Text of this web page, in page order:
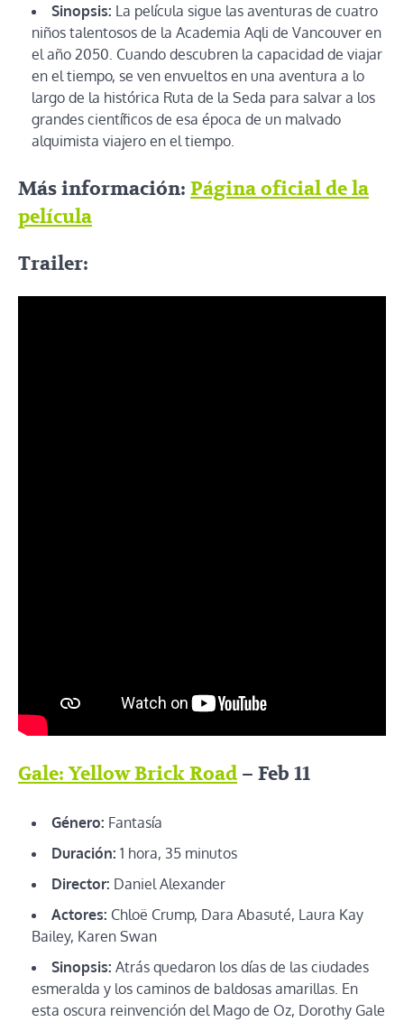
Sinopsis: La película sigue las aventuras de cuatro
niños talentosos de la Academia Aqli de Vancouver en
el año 2050. Cuando descubren la capacidad de viajar
en el tiempo, se ven envueltos en una aventura a lo
largo de la histórica Ruta de la Seda para salvar a los
grandes científicos de esa época de un malvado
alquimista viajero en el tiempo.
Más información: Página oficial de la
película
Trailer:
Gale: Yellow Brick Road – Feb 11
Género: Fantasía
Duración: 1 hora, 35 minutos
Director: Daniel Alexander
Actores: Chloë Crump, Dara Abasuté, Laura Kay
Bailey, Karen Swan
Sinopsis: Atrás quedaron los días de las ciudades
esmeralda y los caminos de baldosas amarillas. En
esta oscura reinvención del Mago de Oz, Dorothy Gale